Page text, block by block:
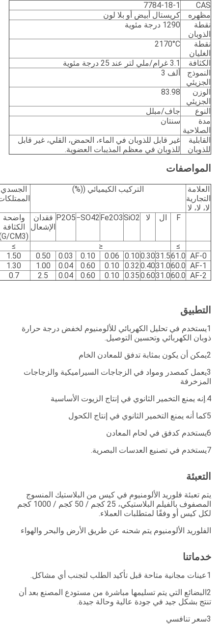
CAS
7784-18-1
مظهره
كريستال أبيض أو بلا لون
نقطة
الذوبان
1290 درجة مئوية
نقطة
الغليان
2170°C
الكثافة
3.1 غرام/ملي لتر عند 25 درجة مئوية
النموذج
الجزيئي
ألف 3
الوزن
الجزيئي
83.98
النوع
جاف/مبلل
مدة
الصلاحية
سنتان
القابلية
للذوبان
غير قابل للذوبان في الماء، الحمض، القلي، غير قابل
للذوبان في معظم المذيبات العضوية.
المواصفات
العلامة
التجارية
لا، لا، لا
التركيب الكيميائي ((%)
الجسدي
F ال لا SiO2
Fe2O3
SO42−
P2O5 فقدان
الإشعال
واضحة
الكثافة
(G/CM3)
≥
≤
≥
AF-0
61.0
31.5
0.30
0.10
0.06
0.10
0.03
0.50
1.50
AF-1
60.0
31.0
0.40
0.32
0.10
0.60
0.04
1.00
1.30
AF-2
60.0
31.0
0.60
0.35
0.10
0.60
0.04
2.5
0.7
التطبيق
1يستخدم في تحليل الكهربائي للألومنيوم لخفض درجة حرارة
ذوبان الكهربائي وتحسين التوصيل.
2يمكن أن يكون بمثابة تدفق للمعادن الخام
3يعمل كمصدر ومواد في الزجاجات السيراميكية والزجاجات
المزخرفة
4.إنه يمنع التخمير الثانوي في إنتاج الزيوت الأساسية
5كما أنه يمنع التخمير الثانوي في إنتاج الكحول
6يستخدم كدفق في لحام المعادن
7يستخدم في تصنيع العدسات البصرية.
التعبئة
يتم تعبئة فلوريد الألومنيوم في كيس من البلاستيك المنسوج
المصفوف بالفيلم البلاستيكي، 25 كجم / 50 كجم / 1000 كجم
لكل كيس أو وفقًا لمتطلبات العملاء.
الفلوريد الألومنيوم يتم شحنه عن طريق الأرض والبحر والهواء
خدماتنا
1عينات مجانية متاحة قبل تأكيد الطلب لتجنب أي مشاكل.
2البضائع التي يتم تسليمها مباشرة من مستودع المصنع بعد أن
تنتج بشكل جيد في جودة عالية وحالة جيدة.
3سعر تنافسي